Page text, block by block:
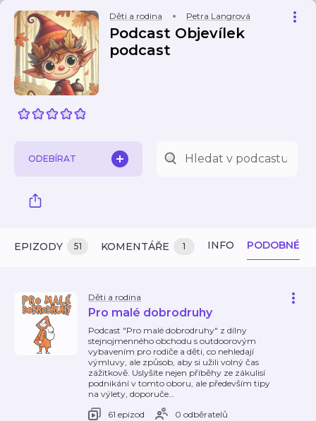
Děti a rodina Petra Langrová
Podcast Objevílek
podcast
ODEBÍRAT
EPIZODY 51 KOMENTÁŘE 1 INFO PODOBNÉ
Děti a rodina
Pro malé dobrodruhy
Podcast "Pro malé dobrodruhy" z dílny
stejnojmenného obchodu s outdoorovým
vybavením pro rodiče a děti, co nehledají
výmluvy, ale způsob, aby si užili volný čas
zážitkově. Uslyšíte nejen příběhy ze zákulisí
podnikání v tomto oboru, ale především tipy
na výlety, doporuče…
61 epizod
0 odběratelů